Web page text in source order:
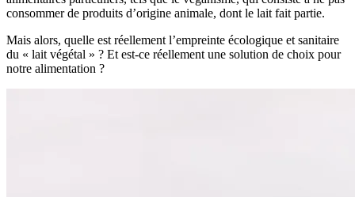
consommer de produits d’origine animale, dont le lait fait partie.
Mais alors, quelle est réellement l’empreinte écologique et sanitaire
du « lait végétal » ? Et est-ce réellement une solution de choix pour
notre alimentation ?